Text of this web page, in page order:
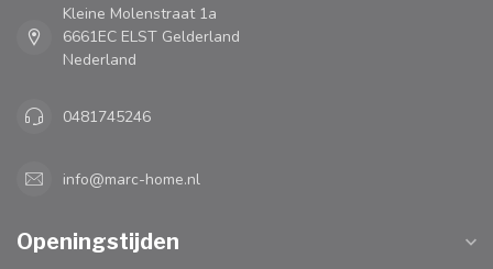
Kleine Molenstraat 1a
6661EC ELST Gelderland
Nederland
0481745246
info@marc-home.nl
Openingstijden